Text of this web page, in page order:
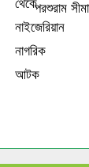
পরশুরাম সীমান্ত